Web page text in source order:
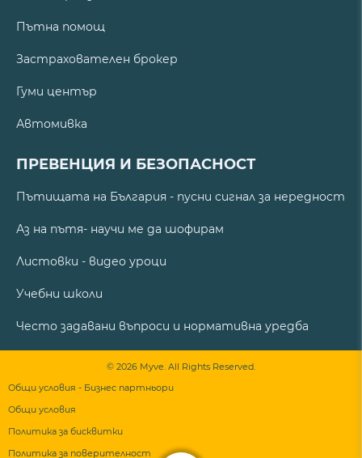
Пътна помощ
Застрахователен брокер
Гуми център
Автомивка
ПРЕВЕНЦИЯ И БЕЗОПАСНОСТ
Пътищата на България - пусни сигнал за нередност
Аз на пътя- научи ме да шофирам
Листовки - видео уроци
Учебни школи
Често задавани въпроси и нормативна уредба
© 2026 Myve. All Rights Reserved.
Общи условия - Бизнес партньори
Общи условия
Политика за бисквитки
Политика за поверителност